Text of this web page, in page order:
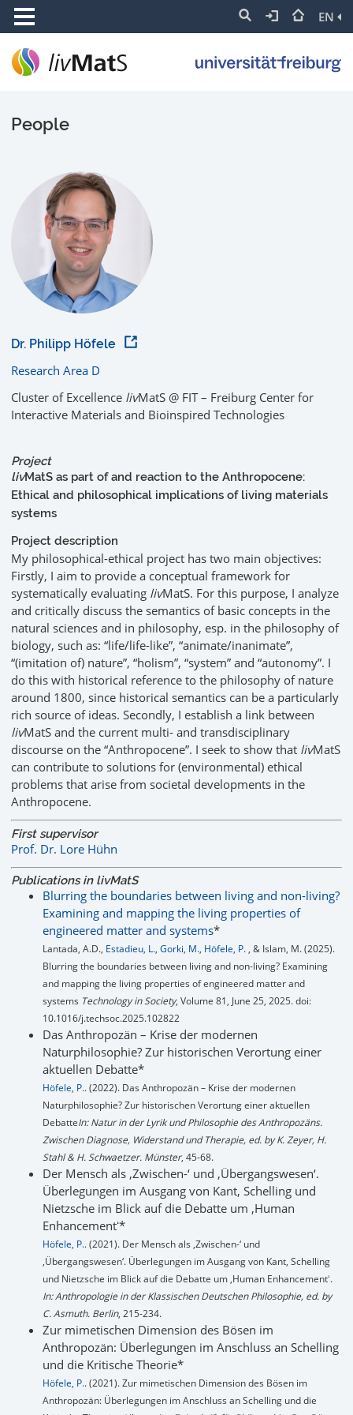
EN
People
Dr. Philipp Höfele
Research Area D
Cluster of Excellence livMatS @ FIT – Freiburg Center for
Interactive Materials and Bioinspired Technologies
Project
livMatS as part of and reaction to the Anthropocene:
Ethical and philosophical implications of living materials
systems
Project description
My philosophical-ethical project has two main objectives:
Firstly, I aim to provide a conceptual framework for
systematically evaluating livMatS. For this purpose, I analyze
and critically discuss the semantics of basic concepts in the
natural sciences and in philosophy, esp. in the philosophy of
biology, such as: “life/life-like”, “animate/inanimate”,
“(imitation of) nature”, “holism”, “system” and “autonomy”. I
do this with historical reference to the philosophy of nature
around 1800, since historical semantics can be a particularly
rich source of ideas. Secondly, I establish a link between
livMatS and the current multi- and transdisciplinary
discourse on the “Anthropocene”. I seek to show that livMatS
can contribute to solutions for (environmental) ethical
problems that arise from societal developments in the
Anthropocene.
First supervisor
Prof. Dr. Lore Hühn
Publications in livMatS
Blurring the boundaries between living and non-living?
Examining and mapping the living properties of
engineered matter and systems*
Lantada, A.D., Estadieu, L., Gorki, M., Höfele, P. , & Islam, M. (2025).
Blurring the boundaries between living and non-living? Examining
and mapping the living properties of engineered matter and
systems Technology in Society, Volume 81, June 25, 2025. doi:
10.1016/j.techsoc.2025.102822
Das Anthropozän – Krise der modernen
Naturphilosophie? Zur historischen Verortung einer
aktuellen Debatte*
Höfele, P.. (2022). Das Anthropozän – Krise der modernen
Naturphilosophie? Zur historischen Verortung einer aktuellen
DebatteIn: Natur in der Lyrik und Philosophie des Anthropozäns.
Zwischen Diagnose, Widerstand und Therapie, ed. by K. Zeyer, H.
Stahl & H. Schwaetzer. Münster, 45-68.
Der Mensch als ‚Zwischen-‘ und ‚Übergangswesen‘.
Überlegungen im Ausgang von Kant, Schelling und
Nietzsche im Blick auf die Debatte um ‚Human
Enhancementʻ*
Höfele, P.. (2021). Der Mensch als ‚Zwischen-‘ und
‚Übergangswesen‘. Überlegungen im Ausgang von Kant, Schelling
und Nietzsche im Blick auf die Debatte um ‚Human Enhancementʻ.
In: Anthropologie in der Klassischen Deutschen Philosophie, ed. by
C. Asmuth. Berlin, 215-234.
Zur mimetischen Dimension des Bösen im
Anthropozän: Überlegungen im Anschluss an Schelling
und die Kritische Theorie*
Höfele, P.. (2021). Zur mimetischen Dimension des Bösen im
Anthropozän: Überlegungen im Anschluss an Schelling und die